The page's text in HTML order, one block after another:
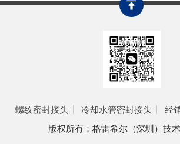
螺纹密封接头 冷却水管密封接头 经
版权所有：格雷希尔（深圳）技